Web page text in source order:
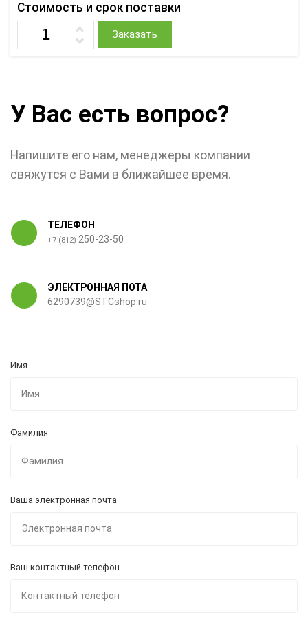
Стоимость и срок поставки
Заказать
У Вас есть вопрос?
Напишите его нам, менеджеры компании
свяжутся с Вами в ближайшее время.
ТЕЛЕФОН
+7 (812) 250-23-50
ЭЛЕКТРОННАЯ ПОТА
6290739@STCshop.ru
Имя
Фамилия
Ваша электронная почта
Ваш контактный телефон